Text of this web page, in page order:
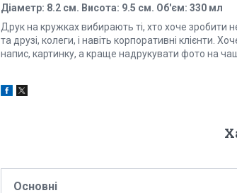
Діаметр: 8.2 см. Висота: 9.5 см. Об'єм: 330 мл
Друк на кружках вибирають ті, хто хоче зробити
та друзі, колеги, і навіть корпоративні клієнти.
напис, картинку, а краще надрукувати фото на
Основні